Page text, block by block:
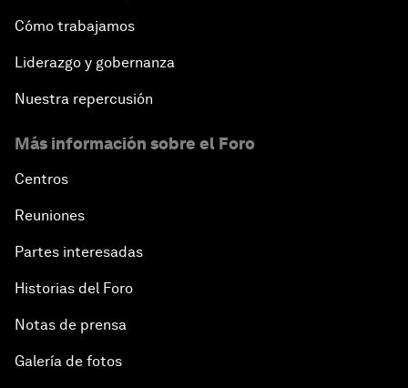
Cómo trabajamos
Liderazgo y gobernanza
Nuestra repercusión
Más información sobre el Foro
Centros
Reuniones
Partes interesadas
Historias del Foro
Notas de prensa
Galería de fotos